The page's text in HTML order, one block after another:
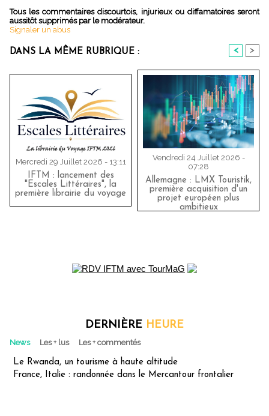
Tous les commentaires discourtois, injurieux ou diffamatoires seront
aussitôt supprimés par le modérateur.
Signaler un abus
DANS LA MÊME RUBRIQUE : < >
Mercredi 29 Juillet 2026 - 13:11
IFTM : lancement des
"Escales Littéraires", la
première librairie du voyage
Vendredi 24 Juillet 2026 -
07:28
Allemagne : LMX Touristik,
première acquisition d'un
projet européen plus
ambitieux
DERNIÈRE HEURE
News Les + lus Les + commentés
Le Rwanda, un tourisme à haute altitude
France, Italie : randonnée dans le Mercantour frontalier